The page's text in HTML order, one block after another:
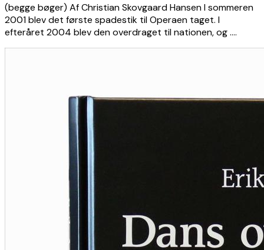
(begge bøger) Af Christian Skovgaard Hansen I sommeren
2001 blev det første spadestik til Operaen taget. I
efteråret 2004 blev den overdraget til nationen, og ….